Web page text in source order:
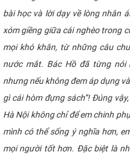
bài học và lời dạy về lòng nhân
xóm giềng giữa cái nghèo trong
mọi khó khăn, từ những câu
nước mắt. Bác Hồ đã từng nói
nhưng nếu không đem áp dụng
gì cái hòm đựng sách”!Đúng vậy,
Hà Nội không chỉ để em chinh
mình có thể sống ý nghĩa hơn,
mọi người tốt hơn. Đặc biệt là